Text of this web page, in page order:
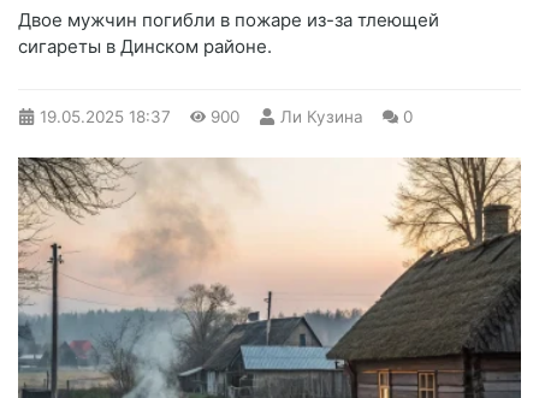
Двое мужчин погибли в пожаре из-за тлеющей
сигареты в Динском районе.
19.05.2025 18:37 900 Ли Кузина 0